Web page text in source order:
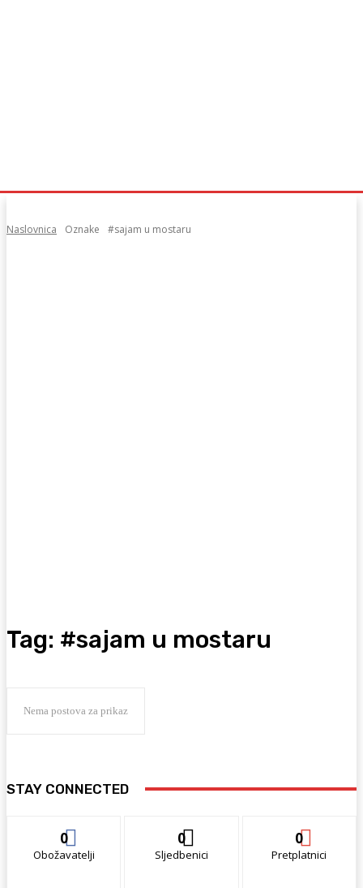
Naslovnica Oznake #sajam u mostaru
Tag: #sajam u mostaru
Nema postova za prikaz
STAY CONNECTED
0
Obožavatelji
0
Sljedbenici
0
Pretplatnici